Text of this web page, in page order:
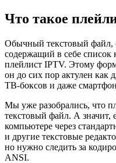
Что такое
Обычный текстовый файл,
содержащий в себе список
плейлист IPTV. Этому
он до сих пор актулен как
ТВ-боксов и даже
Мы уже разобрались, что
текстовый файл. А значит,
компьютере через
и другие текстовые
но нужно следить за
ANSI.